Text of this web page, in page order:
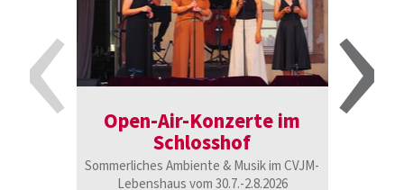
Open-Air-Konzerte im
Schlosshof
Sommerliches Ambiente & Musik im CVJM-
Lebenshaus vom 30.7.-2.8.2026